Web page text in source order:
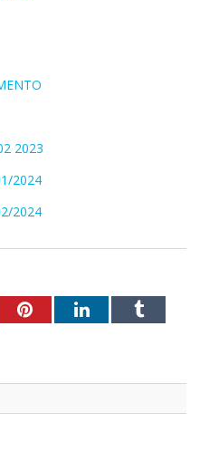
2023
2024
2024
PinterestLinkedInTumblr